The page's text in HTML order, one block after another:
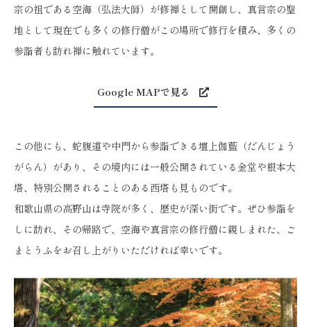
宗の祖である空海（弘法大師）が修禅として開創し、真言宗の聖
地として現在でも多くの修行僧がこの場所で修行を積み、多くの
参詣者も訪れ禅に触れています。
Google MAPで見る
この他にも、蛇腹道や中門から参詣できる壇上伽藍（だんじょう
がらん）があり、その境内には一般公開されている金堂や根本大
塔、特別公開されることのある西塔も見ものです。
和歌山県の高野山は寺院が多く、歴史が深い街です。ぜひ参詣を
しに訪れ、その帰路で、空海や真言宗の修行僧に親しまれた、ご
まとうふをお召し上がりいただければ幸いです。